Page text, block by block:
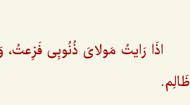
اذَا رَایتُ مَولاىَ ذُنُوبِى
ظَالِم.